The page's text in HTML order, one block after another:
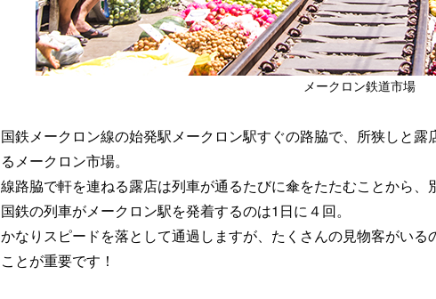
メークロン鉄道市場
国鉄メークロン線の始発駅メークロン駅すぐの路脇で、所狭しと
るメークロン市場。
線路脇で軒を連ねる露店は列車が通るたびに傘をたたむことから
国鉄の列車がメークロン駅を発着するのは1日に４回。
かなりスピードを落として通過しますが、たくさんの見物客がい
ことが重要です！